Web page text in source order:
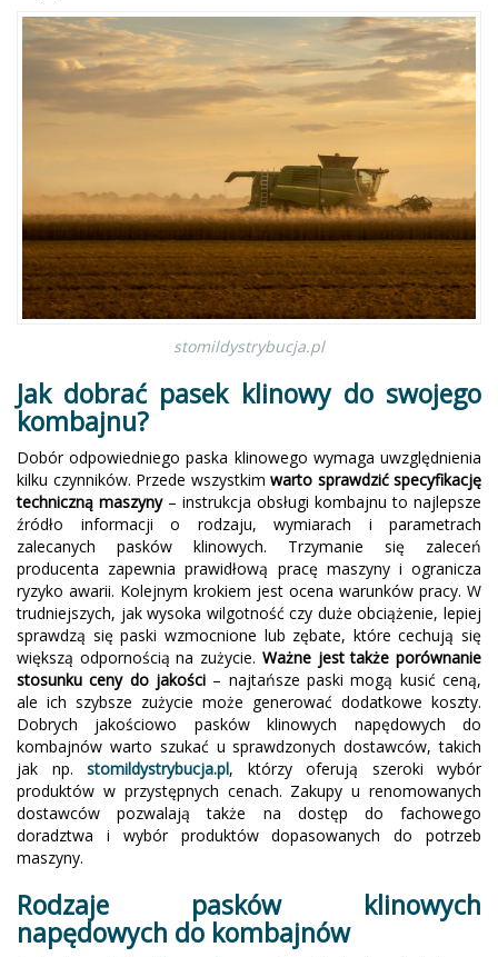
stomildystrybucja.pl
Jak dobrać pasek klinowy do swojego
kombajnu?
Dobór odpowiedniego paska klinowego wymaga uwzględnienia
kilku czynników. Przede wszystkim warto sprawdzić specyfikację
techniczną maszyny– instrukcja obsługi kombajnu to najlepsze
źródło informacji o rodzaju, wymiarach i parametrach
zalecanych pasków klinowych. Trzymanie się zaleceń
producenta zapewnia prawidłową pracę maszyny i ogranicza
ryzyko awarii. Kolejnym krokiem jest ocena warunków pracy. W
trudniejszych, jak wysoka wilgotność czy duże obciążenie, lepiej
sprawdzą się paski wzmocnione lub zębate, które cechują się
większą odpornością na zużycie. Ważne jest także porównanie
stosunku ceny do jakości – najtańsze paski mogą kusić ceną,
ale ich szybsze zużycie może generować dodatkowe koszty.
Dobrych jakościowo pasków klinowych napędowych do
kombajnów warto szukać u sprawdzonych dostawców, takich
jak np. stomildystrybucja.pl, którzy oferują szeroki wybór
produktów w przystępnych cenach. Zakupy u renomowanych
dostawców pozwalają także na dostęp do fachowego
doradztwa i wybór produktów dopasowanych do potrzeb
maszyny.
Rodzaje pasków klinowych
napędowych do kombajnów